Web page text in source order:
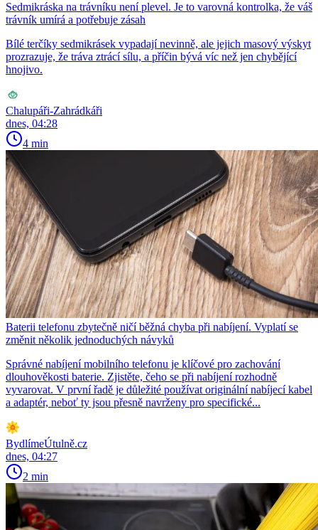
Sedmikráska na trávníku není plevel. Je to varovná kontrolka, že váš
trávník umírá a potřebuje zásah
Bílé terčíky sedmikrásek vypadají nevinně, ale jejich masový výskyt
prozrazuje, že tráva ztrácí sílu, a příčin bývá víc než jen chybějící
hnojivo.
Chalupáři-Zahrádkáři
dnes, 04:28
4 min
Baterii telefonu zbytečně ničí běžná chyba při nabíjení. Vyplatí se
změnit několik jednoduchých návyků
Správné nabíjení mobilního telefonu je klíčové pro zachování
dlouhověkosti baterie. Zjistěte, čeho se při nabíjení rozhodně
vyvarovat. V první řadě je důležité používat originální nabíjecí kabel
a adaptér, neboť ty jsou přesně navrženy pro specifické...
BydlímeÚtulně.cz
dnes, 04:27
2 min